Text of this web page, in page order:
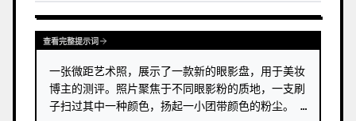
查看完整提示词
一张微距艺术照，展示了一款新的眼影盘，用于美妆
博主的测评。照片聚焦于不同眼影粉的质地，一支刷
子扫过其中一种颜色，扬起一小团带颜色的粉尘。 …